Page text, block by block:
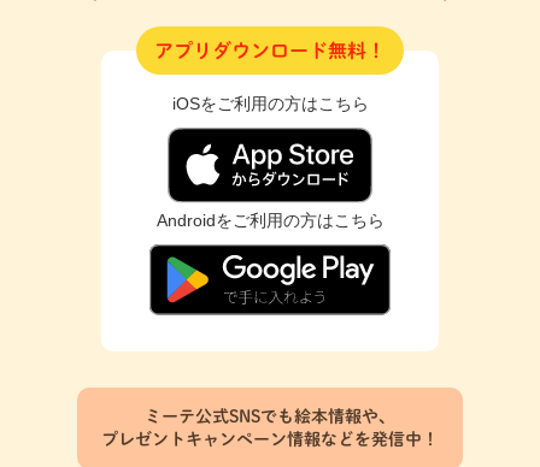
アプリダウンロード無料！
iOSをご利用の方はこちら
Androidをご利用の方はこちら
ミーテ公式SNSでも絵本情報や、
プレゼントキャンペーン情報などを発信中！